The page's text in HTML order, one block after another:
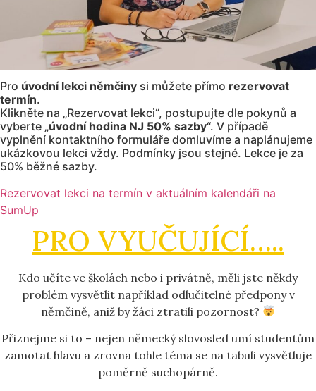
Pro úvodní lekci němčiny si můžete přímo rezervovat
termín.
Klikněte na „Rezervovat lekci“, postupujte dle pokynů a
vyberte „úvodní hodina NJ 50% sazby“. V případě
vyplnění kontaktního formuláře domluvíme a naplánujeme
ukázkovou lekci vždy. Podmínky jsou stejné. Lekce je za
50% běžné sazby.
Rezervovat lekci na termín v aktuálním kalendáři na
SumUp
PRO VYUČUJÍCÍ…..
Kdo učíte ve školách nebo i privátně, měli jste někdy
problém vysvětlit například odlučitelné předpony v
němčině, aniž by žáci ztratili pozornost?
Přiznejme si to – nejen německý slovosled umí studentům
zamotat hlavu a zrovna tohle téma se na tabuli vysvětluje
poměrně suchopárně.